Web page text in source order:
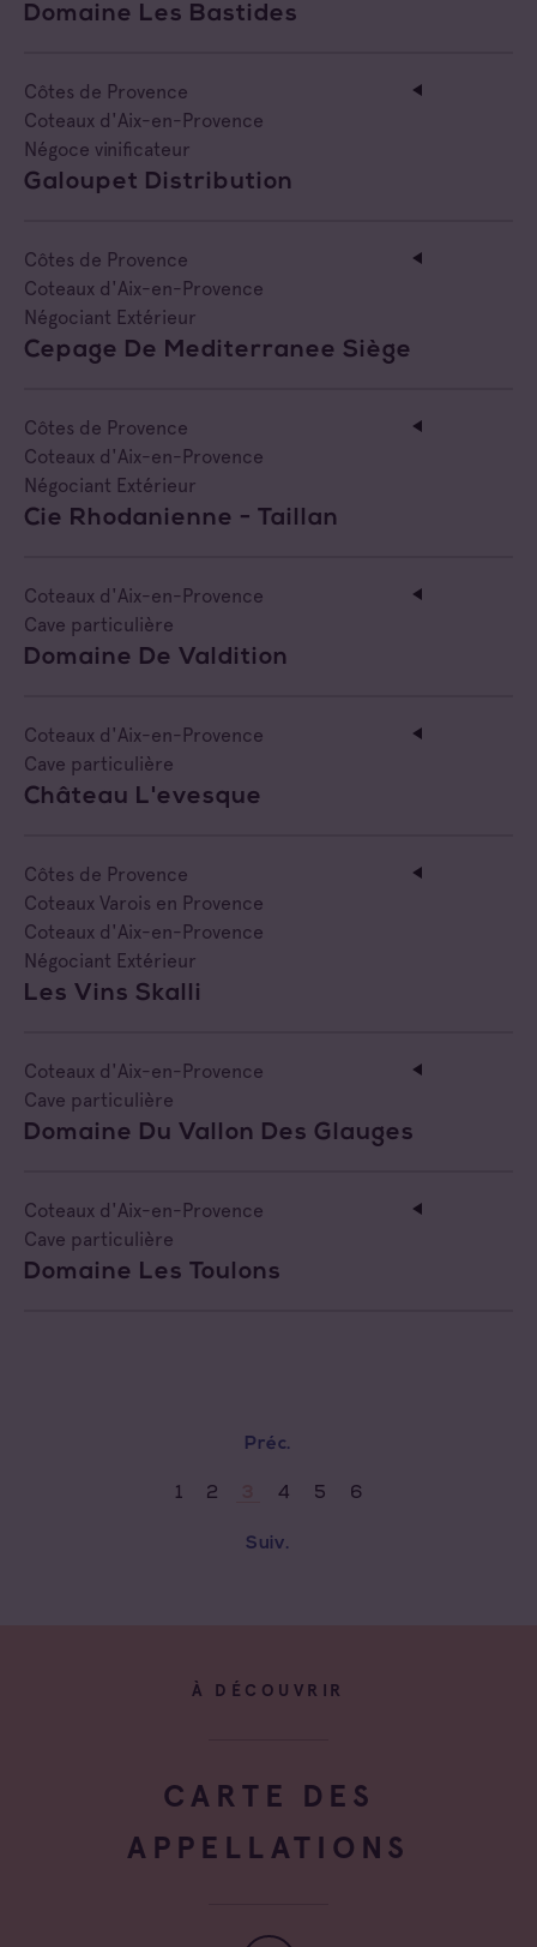
Domaine Les Bastides
Côtes de Provence
Coteaux d'Aix-en-Provence
Négoce vinificateur
Galoupet Distribution
Côtes de Provence
Coteaux d'Aix-en-Provence
Négociant Extérieur
Cepage De Mediterranee Siège
Côtes de Provence
Coteaux d'Aix-en-Provence
Négociant Extérieur
Cie Rhodanienne - Taillan
Coteaux d'Aix-en-Provence
Cave particulière
Domaine De Valdition
Coteaux d'Aix-en-Provence
Cave particulière
Château L'evesque
Côtes de Provence
Coteaux Varois en Provence
Coteaux d'Aix-en-Provence
Négociant Extérieur
Les Vins Skalli
Coteaux d'Aix-en-Provence
Cave particulière
Domaine Du Vallon Des Glauges
Coteaux d'Aix-en-Provence
Cave particulière
Domaine Les Toulons
Préc.
1 2 4 5 6
Suiv.
À DÉCOUVRIR
CARTE DES
APPELLATIONS